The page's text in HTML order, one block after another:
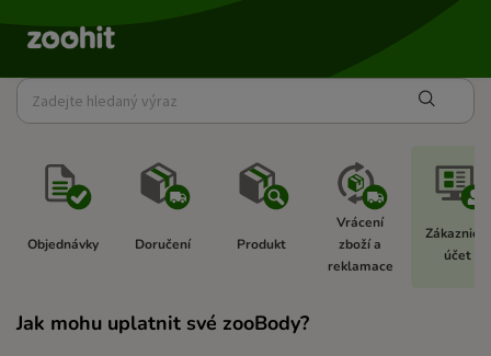
Objednávky Doručení Produkt
Vrácení
zboží a
reklamace
účet
Jak mohu uplatnit své zooBody?